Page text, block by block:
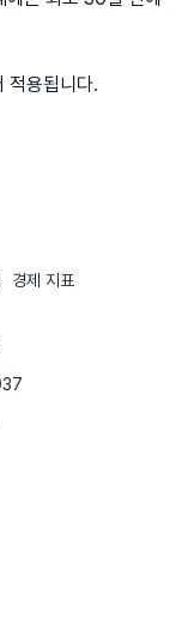
적용됩니다.
경제 지표